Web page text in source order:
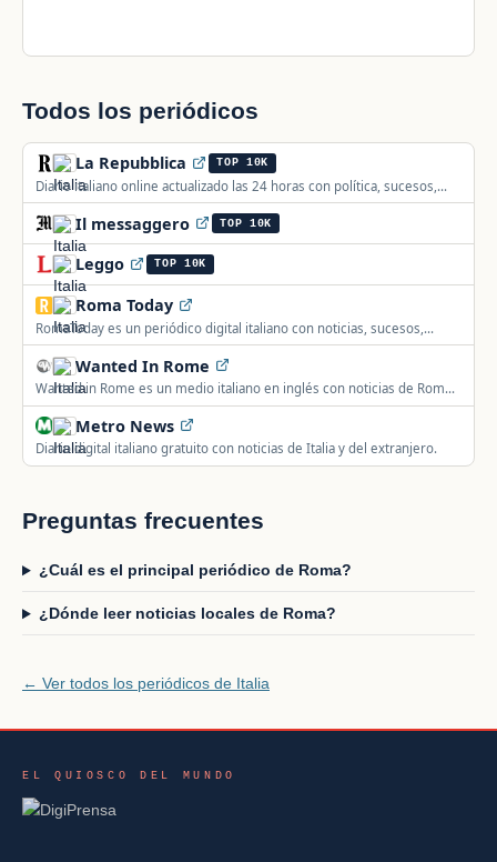
Todos los periódicos
La Repubblica TOP 10K
Diario italiano online actualizado las 24 horas con política, sucesos,
economía, deporte, internacional, espectáculos, música, cultura,
ciencia y tecnIl messaggero TOP 10K
Leggo TOP 10K
Roma Today
RomaToday es un periódico digital italiano con noticias, sucesos,
deporte y cultura de los barrios de Roma.
Wanted In Rome
Wanted in Rome es un medio italiano en inglés con noticias de Roma
e Italia sobre política, negocios, deporte, salud y moda.
Metro News
Diario digital italiano gratuito con noticias de Italia y del extranjero.
Preguntas frecuentes
¿Cuál es el principal periódico de Roma?
¿Dónde leer noticias locales de Roma?
← Ver todos los periódicos de Italia
EL QUIOSCO DEL MUNDO